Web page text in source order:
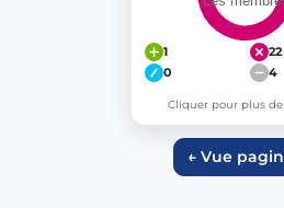
1
22
0
4
Cliquer pour plus
← Vue